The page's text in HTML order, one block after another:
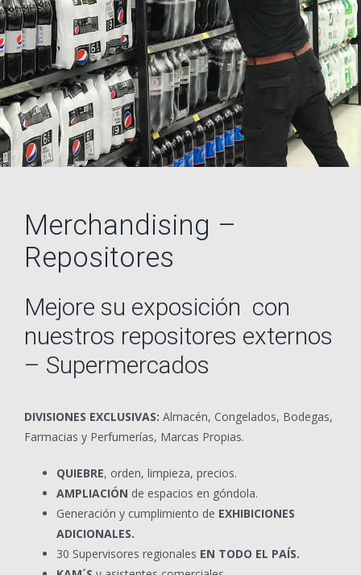
Merchandising –
Repositores
Mejore su exposición con
nuestros repositores externos
– Supermercados
DIVISIONES EXCLUSIVAS: Almacén, Congelados, Bodegas,
Farmacias y Perfumerías, Marcas Propias.
QUIEBRE, orden, limpieza, precios.
AMPLIACIÓN de espacios en góndola.
Generación y cumplimiento de EXHIBICIONES
ADICIONALES.
30 Supervisores regionales EN TODO EL PAÍS.